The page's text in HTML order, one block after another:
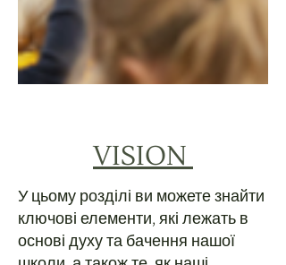
VISION
У цьому розділі ви можете знайти
ключові елементи, які лежать в
основі духу та бачення нашої